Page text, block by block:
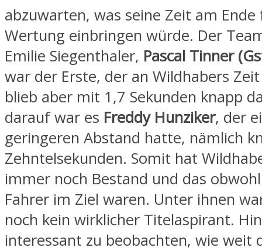
abzuwarten, was seine Zeit am
Wertung einbringen würde. Der
Emilie Siegenthaler, Pascal Tinner
war der Erste, der an Wildhabers
blieb aber mit 1,7 Sekunden knapp
darauf war es Freddy Hunziker, der
geringeren Abstand hatte, nämlich
Zehntelsekunden. Somit hat
immer noch Bestand und das
Fahrer im Ziel waren. Unter ihnen
noch kein wirklicher Titelaspirant.
interessant zu beobachten, wie weit